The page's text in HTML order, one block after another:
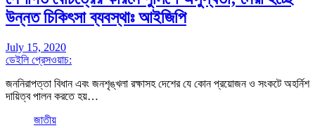
উন্নত চি‌কিৎসা ব্যবস্থাঃ আইজি‌পি
July 15, 2020
ডেইলি প্রেসওয়াচ:
জননিরাপত্তা বিধান এবং জনশৃঙ্খলা রক্ষাসহ দেশের যে কোন প্রয়োজন ও সংকটে অহর্নিশ
দায়িত্ব পালন করতে হয়…
জাতীয়